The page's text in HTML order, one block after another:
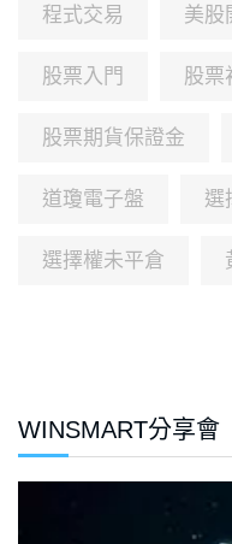
程式交易 美股
股票入門 股票
股票期貨保證金
道瓊電子盤 選
選擇權未平倉
WINSMART分享會